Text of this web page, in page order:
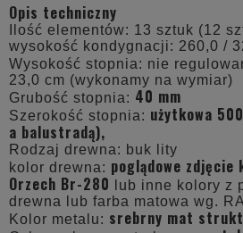
Opis techniczny
Ilość elementów: 13 sztuk (12
wysokość kondygnacji: 260,0 /
Wysokość stopnia: nie
23,0 cm (wykonamy na wymiar)
Grubość stopnia: 40 mm
Szerokość stopnia: użytkowa
a balustradą),
Rodzaj drewna: buk lity
kolor drewna: poglądowe zdjęcie
Orzech Br-280
lub inne kolory z
drewna lub farba matowa wg.
Kolor metalu: srebrny mat